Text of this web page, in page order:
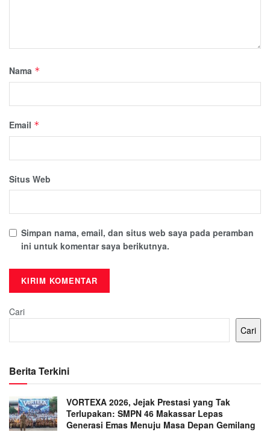
Nama *
Email *
Situs Web
Simpan nama, email, dan situs web saya pada peramban
ini untuk komentar saya berikutnya.
Cari
Cari
Berita Terkini
VORTEXA 2026, Jejak Prestasi yang Tak
Terlupakan: SMPN 46 Makassar Lepas
Generasi Emas Menuju Masa Depan Gemilang